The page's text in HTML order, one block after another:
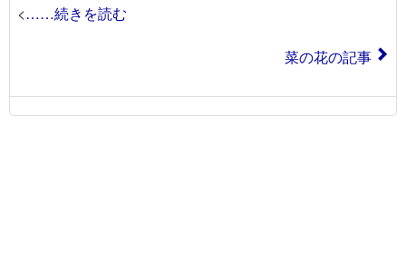
<……続きを読む
菜の花の記事